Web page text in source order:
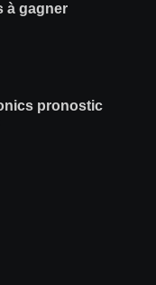
à gagner
pronostic